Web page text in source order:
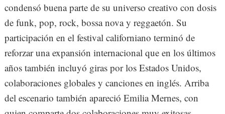
condensó buena parte de su universo creativo con dosis
de funk, pop, rock, bossa nova y reggaetón. Su
participación en el festival californiano terminó de
reforzar una expansión internacional que en los últimos
años también incluyó giras por los Estados Unidos,
colaboraciones globales y canciones en inglés. Arriba
del escenario también apareció Emilia Mernes, con